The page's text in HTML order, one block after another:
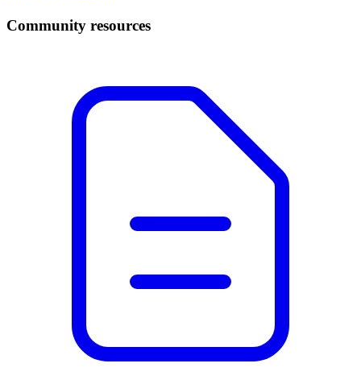
Community resources